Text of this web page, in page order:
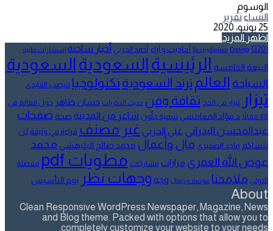
الوسوم
النساء تقرير
25 يونيو، 2020
اظهر المزيد
! Без рубрики
Dating G20 أحاديث و آراء أحمد الحربي أخبار ساخنة إستشارات طبية
البيعة الخامسة الرئيسيةالسعوديةالسعودية
السياحة العالم ترند السعودية تكنولوجيا تنيضب الفايدي
تيزار تيزار في الحج ثقافة وفن حديث الذكريات حسان طاهر حول العالم في
80 مقالاً
د.فؤاد المغامسي سمية جلّون شاعر من المدينة صحة صفحات
عبدالمحسن البدراني علي الحربي غير مصنف قراءة في وثيقة لن
ننساكم ماجد الصقيري مال وأعمال محمد صالح البليهشي محمد
عوض الله العمري مزارات مشاركات مطويات pdf مفضلة
الاولى ملامحنا موضة وجمال وجه وجهات نظر يوم التأسيس
About
Clean Responsive WordPress Newspaper, Magazine, News
and Blog theme. Packed with options that allow you to
completely customize your website to your needs.